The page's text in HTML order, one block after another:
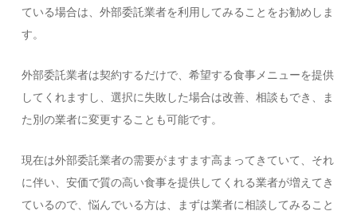
ている場合は、外部委託業者を利用してみることをお勧めしま
す。
外部委託業者は契約するだけで、希望する食事メニューを提供
してくれますし、選択に失敗した場合は改善、相談もでき、ま
た別の業者に変更することも可能です。
現在は外部委託業者の需要がますます高まってきていて、それ
に伴い、安価で質の高い食事を提供してくれる業者が増えてき
ているので、悩んでいる方は、まずは業者に相談してみること